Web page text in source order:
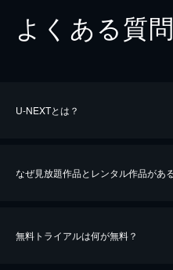
よくある質問
U-NEXTとは？
なぜ見放題作品とレンタル作品があ
無料トライアルは何が無料？